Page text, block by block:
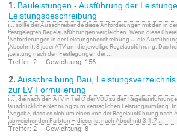
1. Bauleistungen - Ausführung der
Leistungsbeschreibung
... sollte der Ausschreibende diese Anforderungen mit den in
festgelegten Regelausführungen vergleichen. Wenn diese
Anforderungen in der Leistungsbeschreibung ... die
Abschnitt 3 jeder ATV um die jeweilige Regelausführung. Das
Leistung nach den Festlegungen der ...
Treffer: 2 - Gewichtung: 156
2. Ausschreibung Bau,
zur LV Formulierung
... , die nach den ATV in Teil C der VOB zu den
ausdrückliche Nennung zum vertraglichen Leistungsumfang.
Angabe, dass es sich um einen von der Regelausführung nach
abweichenden Farbton – dieser ist nach Abschnitt 3.1.7 ...
Treffer: 2 - Gewichtung: 8